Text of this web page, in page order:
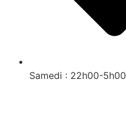
Samedi : 22h00-5h00